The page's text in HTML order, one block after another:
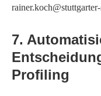
7.
Profiling